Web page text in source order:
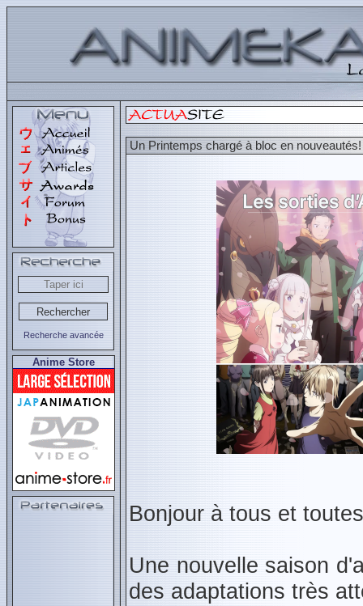
Recherche avancée
Anime Store
Un Printemps chargé à bloc en nouveautés!
Bonjour à tous et
Une nouvelle saison
des adaptations très